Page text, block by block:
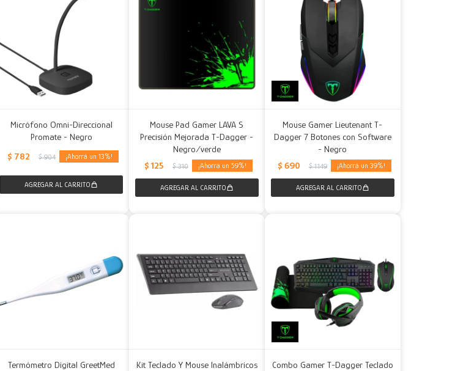
Micrófono Omni-Direccional
Promate - Negro
$ 782 $ 904 13
Mouse Pad Gamer LAVA S
Precisión Mejorada T-Dagger -
Negro/verde
$ 125 $ 310 59
Mouse Gamer Lieutenant T-
Dagger 7 Botones con Software
- Negro
$ 690 $ 1.149 39
Termómetro Digital GreetMed
Kit Teclado Y Mouse Inalámbricos
Combo Gamer T-Dagger Teclado